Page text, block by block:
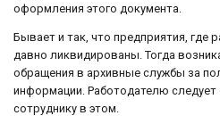
оформления этого документа.
Бывает и так, что предприятия, где
давно ликвидированы. Тогда
обращения в архивные службы за
информации. Работодателю следует
сотруднику в этом.